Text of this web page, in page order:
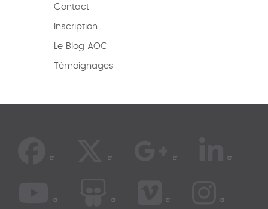
Contact
Inscription
Le Blog AOC
Témoignages